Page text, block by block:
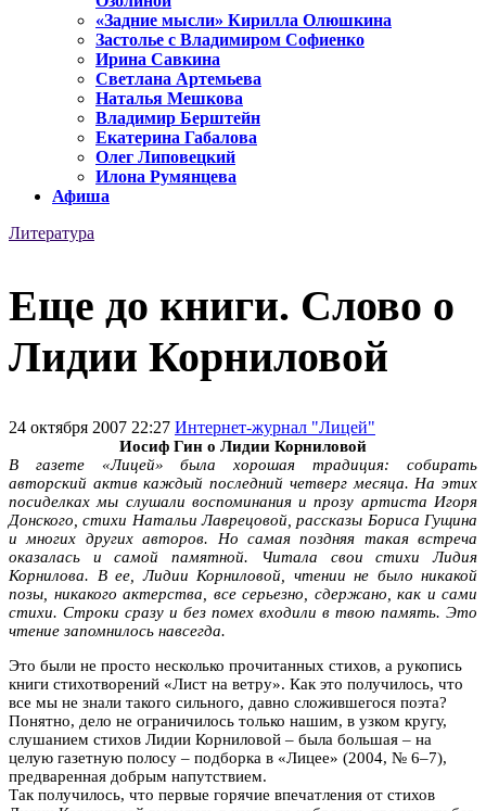
«Задние мысли» Кирилла Олюшкина
Застолье с Владимиром Софиенко
Ирина Савкина
Светлана Артемьева
Наталья Мешкова
Владимир Берштейн
Екатерина Габалова
Олег Липовецкий
Илона Румянцева
Афиша
Литература
Еще до книги. Слово о
Лидии Корниловой
24 октября 2007 22:27 Интернет-журнал "Лицей"
Иосиф Гин о Лидии Корниловой
В газете «Лицей» была хорошая традиция: собирать
авторский актив каждый последний четверг месяца. На этих
посиделках мы слушали воспоминания и прозу артиста Игоря
Донского, стихи Натальи Лаврецовой, рассказы Бориса Гущина
и многих других авторов. Но самая поздняя такая встреча
оказалась и самой памятной. Читала свои стихи Лидия
Корнилова. В ее, Лидии Корниловой, чтении не было никакой
позы, никакого актерства, все серьезно, сдержано, как и сами
стихи. Строки сразу и без помех входили в твою память. Это
чтение запомнилось навсегда.
Это были не просто несколько прочитанных стихов, а рукопись
книги стихотворений «Лист на ветру». Как это получилось, что
все мы не знали такого сильного, давно сложившегося поэта?
Понятно, дело не ограничилось только нашим, в узком кругу,
слушанием стихов Лидии Корниловой – была большая – на
целую газетную полосу – подборка в «Лицее» (2004, № 6–7),
предваренная добрым напутствием.
Так получилось, что первые горячие впечатления от стихов